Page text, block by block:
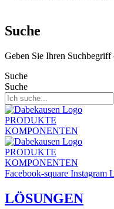
Suche
Geben Sie Ihren Suchbegriff
Suche
Suche
PRODUKTE
KOMPONENTEN
PRODUKTE
KOMPONENTEN
Facebook-square Instagram
LÖSUNGEN